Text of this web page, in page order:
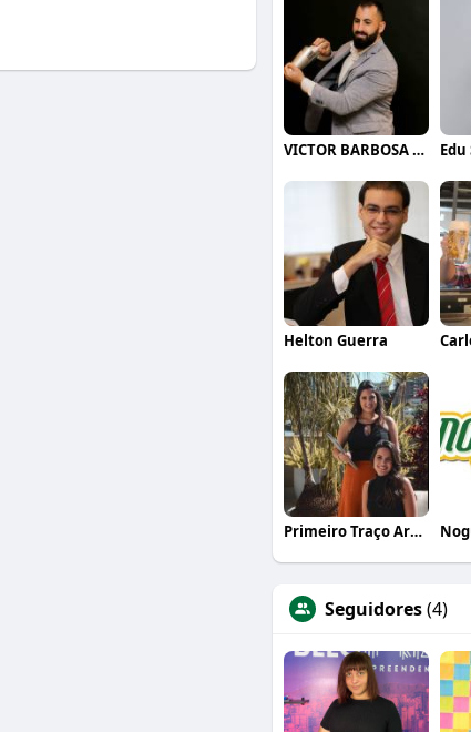
VICTOR BARBOSA QUARANTA Edu
Helton Guerra
Primeiro Traço Arquitetura
Seguidores(4)